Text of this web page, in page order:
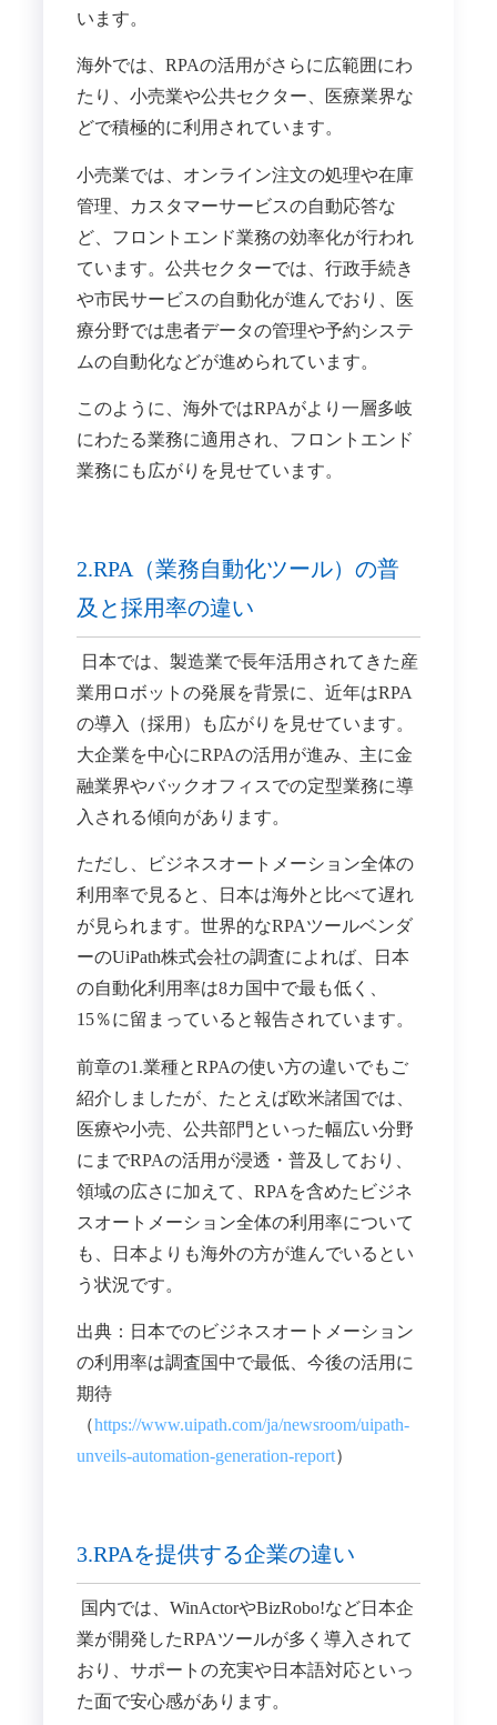
います。
海外では、RPAの活用がさらに広範囲にわ
たり、小売業や公共セクター、医療業界な
どで積極的に利用されています。
小売業では、オンライン注文の処理や在庫
管理、カスタマーサービスの自動応答な
ど、フロントエンド業務の効率化が行われ
ています。公共セクターでは、行政手続き
や市民サービスの自動化が進んでおり、医
療分野では患者データの管理や予約システ
ムの自動化などが進められています。
このように、海外ではRPAがより一層多岐
にわたる業務に適用され、フロントエンド
業務にも広がりを見せています。
2.RPA（業務自動化ツール）の普
及と採用率の違い
日本では、製造業で長年活用されてきた産
業用ロボットの発展を背景に、近年はRPA
の導入（採用）も広がりを見せています。
大企業を中心にRPAの活用が進み、主に金
融業界やバックオフィスでの定型業務に導
入される傾向があります。
ただし、ビジネスオートメーション全体の
利用率で見ると、日本は海外と比べて遅れ
が見られます。世界的なRPAツールベンダ
ーのUiPath株式会社の調査によれば、日本
の自動化利用率は8カ国中で最も低く、
15％に留まっていると報告されています。
前章の1.業種とRPAの使い方の違いでもご
紹介しましたが、たとえば欧米諸国では、
医療や小売、公共部門といった幅広い分野
にまでRPAの活用が浸透・普及しており、
領域の広さに加えて、RPAを含めたビジネ
スオートメーション全体の利用率について
も、日本よりも海外の方が進んでいるとい
う状況です。
出典：日本でのビジネスオートメーション
の利用率は調査国中で最低、今後の活用に
期待
（https://www.uipath.com/ja/newsroom/uipath-
unveils-automation-generation-report）
3.RPAを提供する企業の違い
国内では、WinActorやBizRobo!など日本企
業が開発したRPAツールが多く導入されて
おり、サポートの充実や日本語対応といっ
た面で安心感があります。